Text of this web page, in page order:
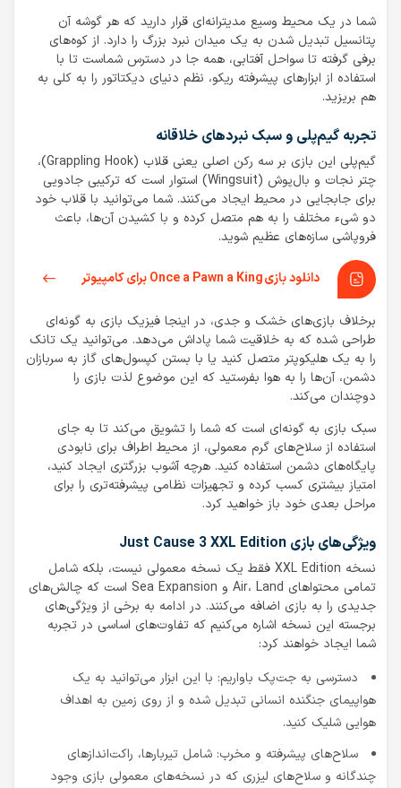
شما در یک محیط وسیع مدیترانه‌ای قرار دارید که هر گوشه آن
پتانسیل تبدیل شدن به یک میدان نبرد بزرگ را دارد. از کوه‌های
برفی گرفته تا سواحل آفتابی، همه جا در دسترس شماست تا با
استفاده از ابزارهای پیشرفته ریکو، نظم دنیای دیکتاتور را به کلی به
هم بریزید.
تجربه گیم‌پلی و سبک نبردهای خلاقانه
گیم‌پلی این بازی بر سه رکن اصلی یعنی قلاب (Grappling Hook)،
چتر نجات و بال‌پوش (Wingsuit) استوار است که ترکیبی جادویی
برای جابجایی در محیط ایجاد می‌کنند. شما می‌توانید با قلاب خود
دو شیء مختلف را به هم متصل کرده و با کشیدن آن‌ها، باعث
فروپاشی سازه‌های عظیم شوید.
دانلود بازی Once a Pawn a King برای کامپیوتر
برخلاف بازی‌های خشک و جدی، در اینجا فیزیک بازی به گونه‌ای
طراحی شده که به خلاقیت شما پاداش می‌دهد. می‌توانید یک تانک
را به یک هلیکوپتر متصل کنید یا با بستن کپسول‌های گاز به سربازان
دشمن، آن‌ها را به هوا بفرستید که این موضوع لذت بازی را
دوچندان می‌کند.
سبک بازی به گونه‌ای است که شما را تشویق می‌کند تا به جای
استفاده از سلاح‌های گرم معمولی، از محیط اطراف برای نابودی
پایگاه‌های دشمن استفاده کنید. هرچه آشوب بزرگتری ایجاد کنید،
امتیاز بیشتری کسب کرده و تجهیزات نظامی پیشرفته‌تری را برای
مراحل بعدی خود باز خواهید کرد.
ویژگی‌های بازی Just Cause 3 XXL Edition
نسخه XXL Edition فقط یک نسخه معمولی نیست، بلکه شامل
تمامی محتواهای Air، Land و Sea Expansion است که چالش‌های
جدیدی را به بازی اضافه می‌کنند. در ادامه به برخی از ویژگی‌های
برجسته این نسخه اشاره می‌کنیم که تفاوت‌های اساسی در تجربه
شما ایجاد خواهند کرد:
دسترسی به جت‌پک باواریم: با این ابزار می‌توانید به یک
هواپیمای جنگنده انسانی تبدیل شده و از روی زمین به اهداف
هوایی شلیک کنید.
سلاح‌های پیشرفته و مخرب: شامل تیربارها، راکت‌اندازهای
چندگانه و سلاح‌های لیزری که در نسخه‌های معمولی بازی وجود